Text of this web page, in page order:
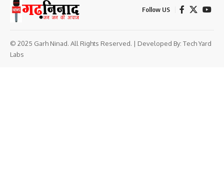
Follow US
© 2025 Garh Ninad. All Rights Reserved. | Developed By: Tech Yard
Labs